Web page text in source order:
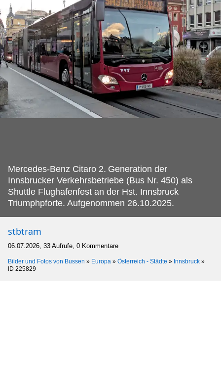
Mercedes-Benz Citaro 2. Generation der
Innsbrucker Verkehrsbetriebe (Bus Nr. 450) als
Shuttle Flughafenfest an der Hst. Innsbruck
Triumphpforte. Aufgenommen 26.10.2025.
stbtram
06.07.2026, 33 Aufrufe, 0 Kommentare
Bilder und Fotos von Bussen » Europa » Österreich - Städte » Innsbruck »
ID 225829